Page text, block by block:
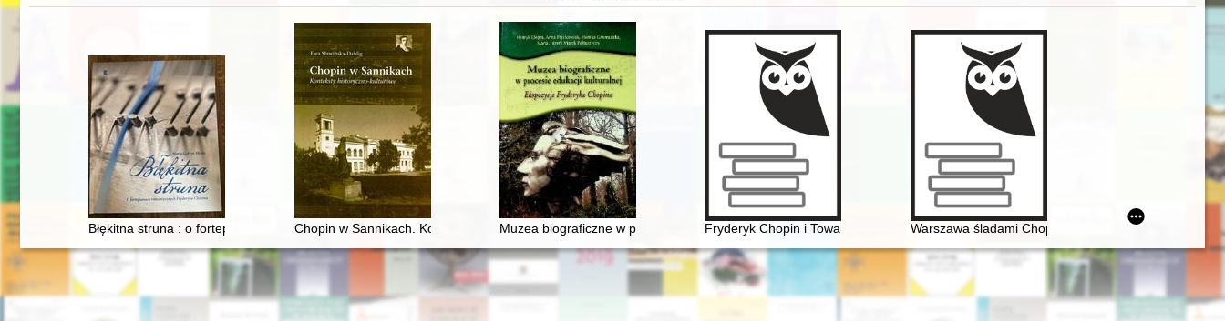
Błękitna struna : o fortepianach romantycznych Fryderyka Chopina
Chopin w Sannikach. Konteksty historyczno-kulturoweMuzea biograficzne w procesie edukacji kulturalnej. Ekspozycje Fryderyka Chopina
Fryderyk Chopin i Towarzystwo Politechniczne Polskie w Paryżu. Nieznana
Warszawa śladami Chopina. Spacerownik